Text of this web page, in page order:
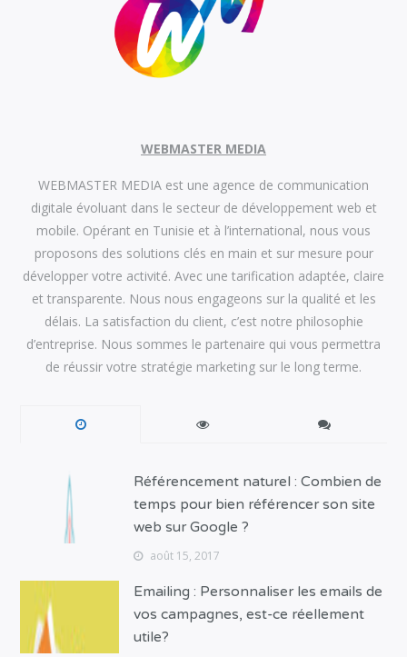
WEBMASTER MEDIA
WEBMASTER MEDIA est une agence de communication
digitale évoluant dans le secteur de développement web et
mobile. Opérant en Tunisie et à l’international, nous vous
proposons des solutions clés en main et sur mesure pour
développer votre activité. Avec une tarification adaptée, claire
et transparente. Nous nous engageons sur la qualité et les
délais. La satisfaction du client, c’est notre philosophie
d’entreprise. Nous sommes le partenaire qui vous permettra
de réussir votre stratégie marketing sur le long terme.
Référencement naturel : Combien de
temps pour bien référencer son site
web sur Google ?
août 15, 2017
Emailing : Personnaliser les emails de
vos campagnes, est-ce réellement
utile?